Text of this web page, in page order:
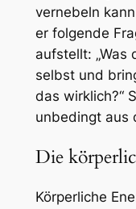
vernebeln
er folgende
aufstellt:
selbst und
das wirklich?“
unbedingt aus
Die
Körperliche